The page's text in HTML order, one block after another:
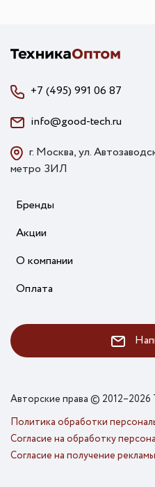
+7 (495) 991 06 87
info@good-tech.ru
г. Москва, ул.
метро ЗИЛ
Бренды
Акции
О компании
Оплата
Авторские права ©
Политика обработки
Согласие на обработку
Согласие на получение рекламы